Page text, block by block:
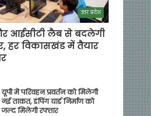
उत्तर प्रदेश
आईसीटी लैब से बदलेगी
हर विकासखंड में तैयार
यूपी में परिवहन प्रवर्तन को मिलेगी
नई ताकत, डंपिंग यार्ड निर्माण को
जल्द मिलेगी रफ्तार